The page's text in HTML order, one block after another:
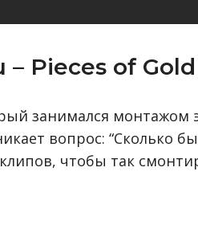
– Pieces of Gold
занимался монтажом
вопрос: “Сколько
чтобы так